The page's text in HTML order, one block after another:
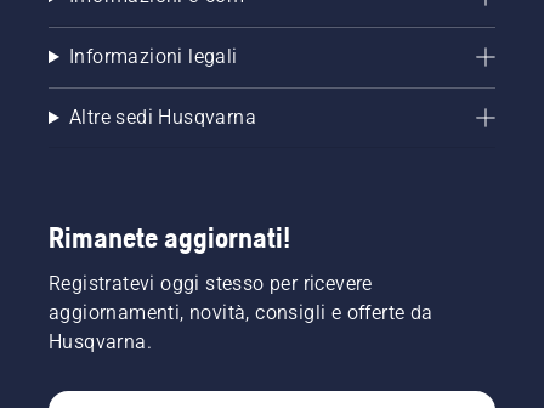
Informazioni legali
Altre sedi Husqvarna
Rimanete aggiornati!
Registratevi oggi stesso per ricevere
aggiornamenti, novità, consigli e offerte da
Husqvarna.